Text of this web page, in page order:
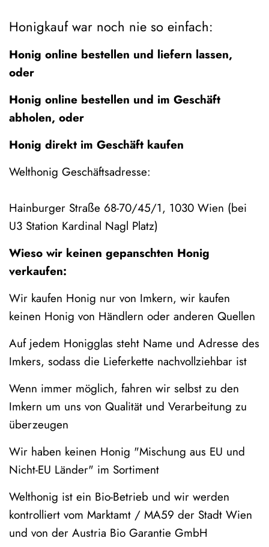
Honigkauf war noch nie so einfach:
Honig online bestellen und liefern lassen,
oder
Honig online bestellen und im Geschäft
abholen, oder
Honig direkt im Geschäft kaufen
Welthonig Geschäftsadresse:
Hainburger Straße 68-70/45/1, 1030 Wien (bei
U3 Station Kardinal Nagl Platz)
Wieso wir keinen gepanschten Honig
verkaufen:
Wir kaufen Honig nur von Imkern, wir kaufen
keinen Honig von Händlern oder anderen Quellen
Auf jedem Honigglas steht Name und Adresse des
Imkers, sodass die Lieferkette nachvollziehbar ist
Wenn immer möglich, fahren wir selbst zu den
Imkern um uns von Qualität und Verarbeitung zu
überzeugen
Wir haben keinen Honig "Mischung aus EU und
Nicht-EU Länder" im Sortiment
Welthonig ist ein Bio-Betrieb und wir werden
kontrolliert vom Marktamt / MA59 der Stadt Wien
und von der Austria Bio Garantie GmbH